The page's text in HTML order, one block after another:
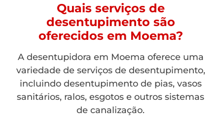
Quais serviços de
desentupimento são
oferecidos em Moema?
A desentupidora em Moema oferece uma
variedade de serviços de desentupimento,
incluindo desentupimento de pias, vasos
sanitários, ralos, esgotos e outros sistemas
de canalização.